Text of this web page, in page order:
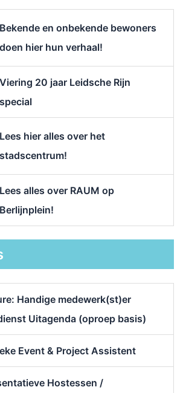
Bekende en onbekende bewoners
doen hier hun verhaal!
Viering 20 jaar Leidsche Rijn
special
Lees hier alles over het
stadscentrum!
Lees alles over RAUM op
Berlijnplein!
Handige medewerk(st)er
Uitagenda (oproep basis)
Event & Project Assistent
Hostessen /